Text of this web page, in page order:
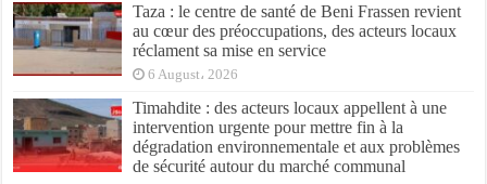
Taza : le centre de santé de Beni Frassen revient
au cœur des préoccupations, des acteurs locaux
réclament sa mise en service
6 August، 2026
Timahdite : des acteurs locaux appellent à une
intervention urgente pour mettre fin à la
dégradation environnementale et aux problèmes
de sécurité autour du marché communal